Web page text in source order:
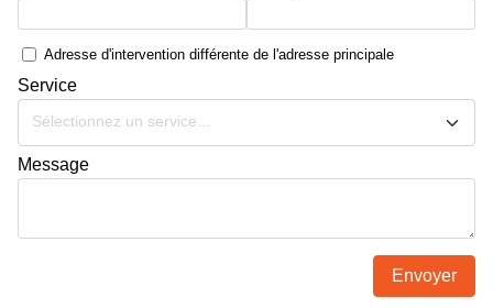
Adresse d'intervention différente de l'adresse principale
Service
Sélectionnez un service...
Message
Envoyer